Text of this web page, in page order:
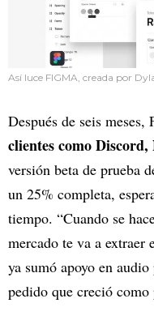
Así luce FIGMA, creada por
Después de seis meses,
clientes como
versión beta de prueba
un 25% completa,
tiempo. “Cuando se
mercado te va a extraer
ya sumó apoyo en
pedido que creció